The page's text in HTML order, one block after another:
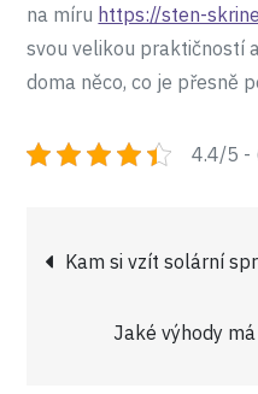
na míru https://sten-
svou velikou praktičností
doma něco, co je přesně
4.4/5 -
Navigace
pro
Kam si vzít solární
Jaké výhody